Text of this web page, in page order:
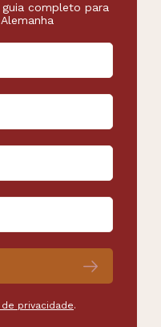
guia completo para
privacidade.